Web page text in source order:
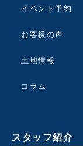
イベント予約
お客様の声
土地情報
コラム
スタッフ紹介